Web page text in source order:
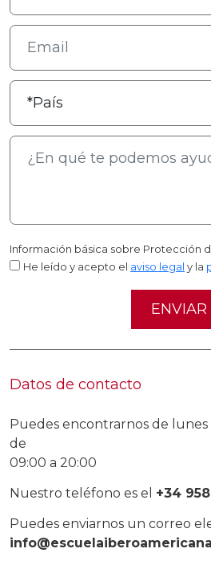
Información básica sobre Protección
He leído y acepto el aviso legal y la
Datos de contacto
Puedes encontrarnos de lunes
de
09:00 a 20:00
Nuestro teléfono es el +34
Puedes enviarnos un correo